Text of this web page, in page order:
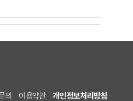
의 이용약관
개인정보처리방침